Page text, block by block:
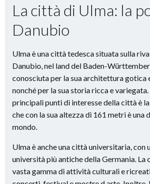
La città di Ulma: la
Danubio
Ulma è una città tedesca situata sulla
Danubio, nel land del Baden-
conosciuta per la sua architettura gotica
nonché per la sua storia ricca e
principali punti di interesse della città è
che con la sua altezza di 161 metri è una
mondo.
Ulma è anche una città universitaria, con
università più antiche della Germania. La
vasta gamma di attività culturali e